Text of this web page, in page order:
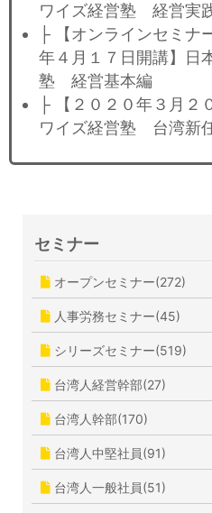
ワイズ経営塾 経営実
├ 【オンラインセミナ
年４月１７日開講】日
塾 経営基本編
├ 【２０２０年３月２
ワイズ経営塾 台湾新
セミナー
オープンセミナー(272)
人事労務セミナー(45)
シリーズセミナー(519)
台湾人経営幹部(27)
台湾人幹部(170)
台湾人中堅社員(91)
台湾人一般社員(51)